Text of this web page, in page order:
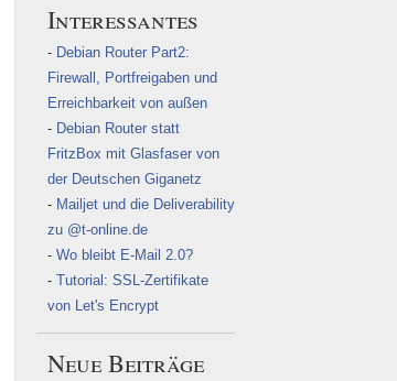
Interessantes
Debian Router Part2:
Firewall, Portfreigaben und
Erreichbarkeit von außen
Debian Router statt
FritzBox mit Glasfaser von
der Deutschen Giganetz
Mailjet und die Deliverability
zu @t-online.de
Wo bleibt E-Mail 2.0?
Tutorial: SSL-Zertifikate
von Let's Encrypt
Neue Beiträge